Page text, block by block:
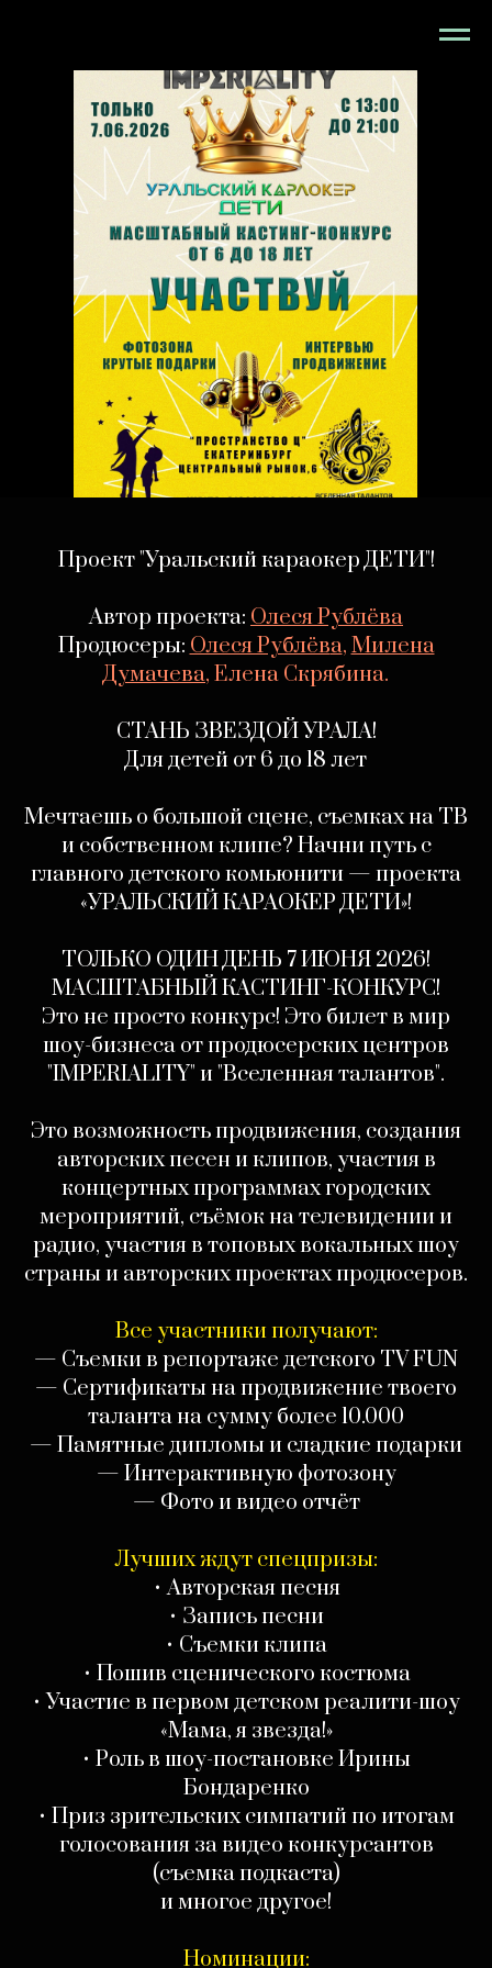
‎Проект "Уральский караокер ДЕТИ"!
Автор проекта: Олеся Рублёва
Продюсеры:Олеся Рублёва,Милена
Думачева, Елена Скрябина.
СТАНЬ ЗВЕЗДОЙ УРАЛА!
Для детей от 6 до 18 лет
Мечтаешь о большой сцене, съемках на ТВ
и собственном клипе? Начни путь с
главного детского комьюнити — проекта
«УРАЛЬСКИЙ КАРАОКЕР ДЕТИ»!
ТОЛЬКО ОДИН ДЕНЬ 7 ИЮНЯ 2026!
МАСШТАБНЫЙ КАСТИНГ-КОНКУРС!
Это не просто конкурс! Это билет в мир
шоу-бизнеса от продюсерских центров
"IMPERIALITY" и "Вселенная талантов".
Это возможность продвижения, создания
авторских песен и клипов, участия в
концертных программах городских
мероприятий, съёмок на телевидении и
радио, участия в топовых вокальных шоу
страны и авторских проектах продюсеров.
Все участники получают:
— Съемки в репортаже детского TV FUN
— Сертификаты на продвижение твоего
таланта на сумму более 10.000
— Памятные дипломы и сладкие подарки
— Интерактивную фотозону
— Фото и видео отчёт
Лучших ждут спецпризы:
• Авторская песня
• Запись песни
• Съемки клипа
• Пошив сценического костюма
• Участие в первом детском реалити-шоу
«Мама, я звезда!»
• Роль в шоу-постановке Ирины
Бондаренко
• Приз зрительских симпатий по итогам
голосования за видео конкурсантов
(съемка подкаста)
и многое другое!
Номинации: